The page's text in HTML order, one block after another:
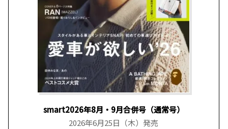
smart2026年8月・9月合併号（通常号）
2026年6月25日（木）発売